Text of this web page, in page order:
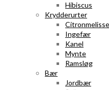
Hibiscus
Krydderurter
Citronmelisse
Ingefær
Kanel
Mynte
Ramsløg
Bær
Jordbær